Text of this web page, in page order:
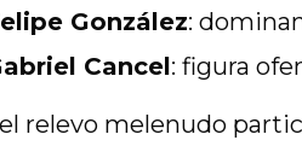
González:
Cancel: figura
relevo melenudo